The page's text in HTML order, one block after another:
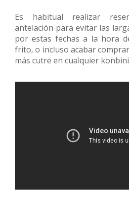
Es habitual realizar
antelación para evitar las
por estas fechas a la hora
frito, o incluso acabar
más cutre en cualquier